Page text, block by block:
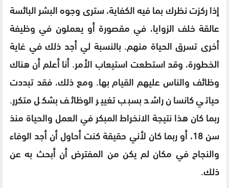
إذا ركزت نظرك بما فيه الكفاية، سترى وجوه البشر البائسة
عالقة خلف الزوايا، في مقصورة أو يعملون في وظيفة
أخرى تسرق الحياة منهم. بالنسبة لي أجد ذلك في غاية
الخطورة، وقد استطعت استيعاب الأمر. أنا أعلم أن هناك
وظائف والناس عليهم القيام بها. ومع ذلك، فقد تبددت
حياتي كانسان راشد بسبب تغيير الوظائف بشكل متكرر.
ربما كان هذا نتيجة الانخراط المبكر في العمل والحياة منذ
سن 18، أو ربما كان لأني حقيقة كنت أحاول أن أجد الوفاء
والنجاح في مكان لم يكن من المفترض أن أبحث به عن
ذلك.